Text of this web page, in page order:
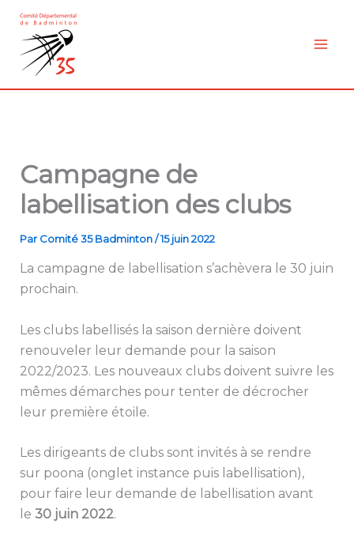
contenu
Campagne de
labellisation des clubs
Par Comité 35 Badminton/15 juin 2022
La campagne de labellisation s’achèvera le 30 juin
prochain.
Les clubs labellisés la saison dernière doivent
renouveler leur demande pour la saison
2022/2023. Les nouveaux clubs doivent suivre les
mêmes démarches pour tenter de décrocher
leur première étoile.
Les dirigeants de clubs sont invités à se rendre
sur poona (onglet instance puis labellisation),
pour faire leur demande de labellisation avant
le 30 juin 2022.